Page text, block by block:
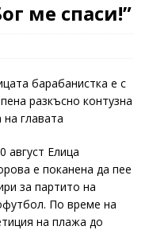
ме спаси!”
барабанистка е с
разкъсно контузна
на главата
август Елица
е поканена да пее
за партито на
По време на
на плажа до